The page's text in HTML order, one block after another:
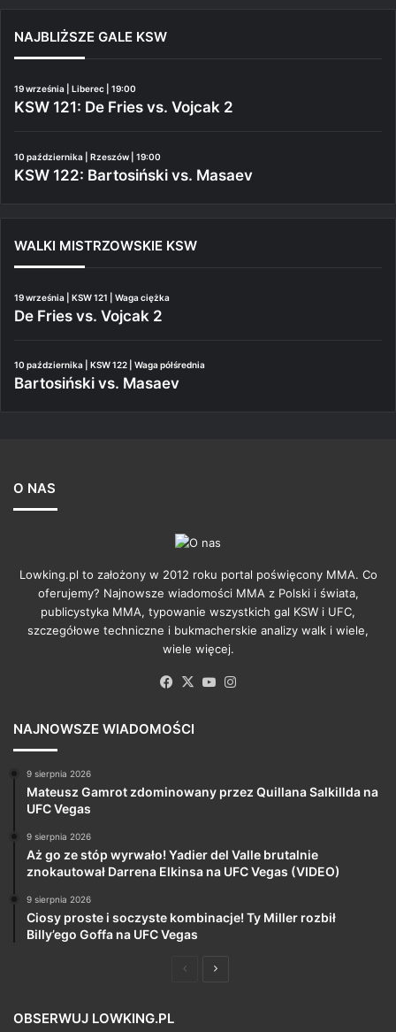
NAJBLIŻSZE GALE KSW
19 września | Liberec | 19:00
KSW 121: De Fries vs. Vojcak 2
10 października | Rzeszów | 19:00
KSW 122: Bartosiński vs. Masaev
WALKI MISTRZOWSKIE KSW
19 września | KSW 121 | Waga ciężka
De Fries vs. Vojcak 2
10 października | KSW 122 | Waga półśrednia
Bartosiński vs. Masaev
O NAS
Lowking.pl to założony w 2012 roku portal poświęcony MMA. Co
oferujemy? Najnowsze wiadomości MMA z Polski i świata,
publicystyka MMA, typowanie wszystkich gal KSW i UFC,
szczegółowe techniczne i bukmacherskie analizy walk i wiele,
wiele więcej.
Facebook
X YouTube
NAJNOWSZE WIADOMOŚCI
9 sierpnia 2026
Mateusz Gamrot zdominowany przez Quillana Salkillda na
UFC Vegas
9 sierpnia 2026
Aż go ze stóp wyrwało! Yadier del Valle brutalnie
znokautował Darrena Elkinsa na UFC Vegas (VIDEO)
9 sierpnia 2026
Ciosy proste i soczyste kombinacje! Ty Miller rozbił
Billy’ego Goffa na UFC Vegas
PoprzedniaNastępna
OBSERWUJ LOWKING.PL